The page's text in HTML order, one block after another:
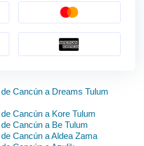
Cancún a Dreams Tulum
Cancún a Kore Tulum
Cancún a Be Tulum
Cancún a Aldea Zama